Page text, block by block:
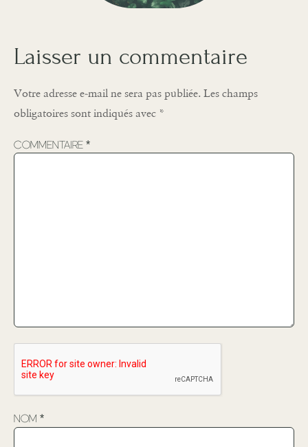
Laisser un commentaire
Votre adresse e-mail ne sera pas publiée. Les champs
obligatoires sont indiqués avec *
Commentaire *
Nom *